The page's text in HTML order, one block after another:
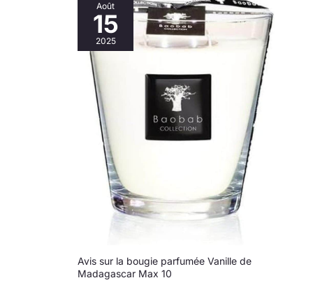
Août
15
2025
Avis sur la bougie parfumée Vanille de
Madagascar Max 10